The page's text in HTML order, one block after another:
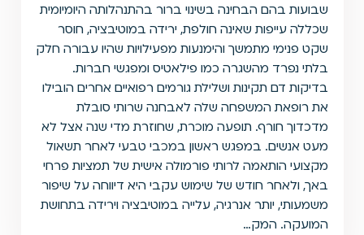
שבועות בהם הבחינה בשינוי ברור בהתנהלותה היומיומית
שכללה עייפות שאינה חולפת, ירידה במוטיבציה, חוסר
שקט פנימי מתמשך והימנעות מפעילויות שהיו עבורה חלק
בלתי נפרד מהשגרה כמו פילאטיס ומפגשי חברות.
בדיקות דם תקינות ושלילת גורמים רפואיים אחרים הובילו
את רופאת המשפחה שלה לאבחנה שרותי סובלת
מדכדוך חורף. תופעה מוכרת, שחוזרת מדי שנה אצל לא
מעט אנשים. במפגש ראשון במכבי טבעי לאחר תשאול
מקצועי הותאמה לרותי פורמולה אישית של תמציות פרחי
באך, ולאחר חודש של שימוש עקבי היא דיווחה על שיפור
משמעותי, יותר אנרגיה, עלייה במוטיבציה וירידה בתחושת
המועקה. המק…